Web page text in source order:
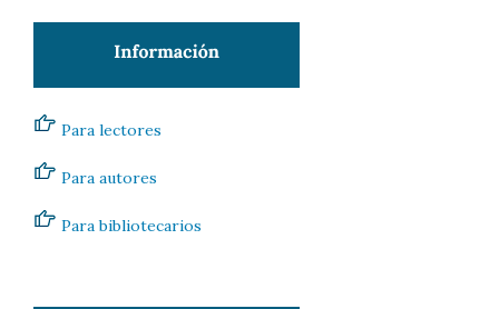
Para lectores
Para autores
Para bibliotecarios